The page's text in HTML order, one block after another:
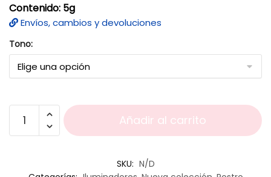
Contenido: 5g
Envíos, cambios y devoluciones
Tono:
Añadir al carrito
SKU: N/D